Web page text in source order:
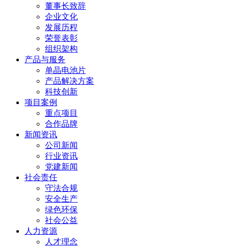
董事长致辞
企业文化
发展历程
荣誉表彰
组织架构
产品与服务
单晶电池片
产品解决方案
科技创新
项目案例
重点项目
合作品牌
新闻资讯
公司新闻
行业资讯
党建新闻
社会责任
守法合规
安全生产
绿色环保
社会公益
人力资源
人才理念